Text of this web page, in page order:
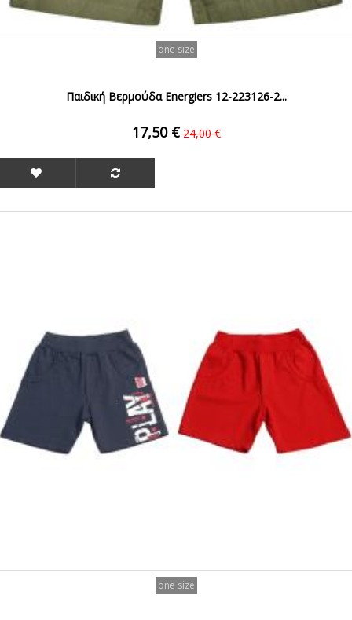
one size
Παιδική Βερμούδα Energiers 12-223126-2...
17,50 € 24,00 €
one size